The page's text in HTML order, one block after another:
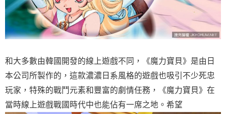
和大多數由韓國開發的線上遊戲不同，《魔力寶貝》是由日
本公司所製作的，這款濃濃日系風格的遊戲也吸引不少死忠
玩家，特殊的戰鬥元素和豐富的劇情任務，《魔力寶貝》在
當時線上遊戲戰國時代中也能佔有一席之地。希望